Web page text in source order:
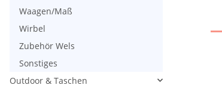
Waagen/Maß
Wirbel
Zubehör Wels
Sonstiges
Outdoor & Taschen